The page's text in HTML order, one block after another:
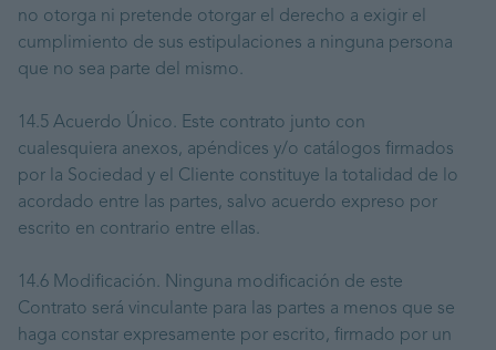
no otorga ni pretende otorgar el derecho a exigir el
cumplimiento de sus estipulaciones a ninguna persona
que no sea parte del mismo.
14.5 Acuerdo Único. Este contrato junto con
cualesquiera anexos, apéndices y/o catálogos firmados
por la Sociedad y el Cliente constituye la totalidad de lo
acordado entre las partes, salvo acuerdo expreso por
escrito en contrario entre ellas.
14.6 Modificación. Ninguna modificación de este
Contrato será vinculante para las partes a menos que se
haga constar expresamente por escrito, firmado por un